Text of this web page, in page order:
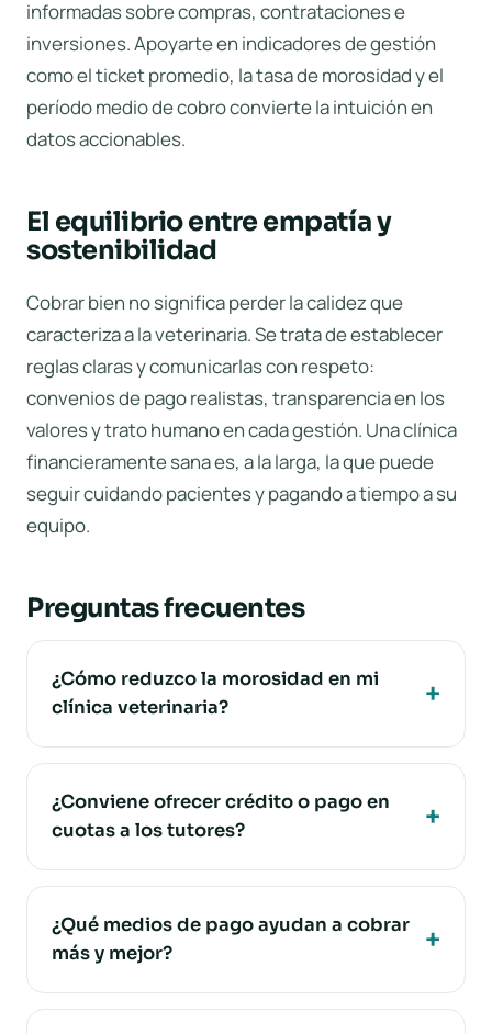
informadas sobre compras, contrataciones e
inversiones. Apoyarte en indicadores de gestión
como el ticket promedio, la tasa de morosidad y el
período medio de cobro convierte la intuición en
datos accionables.
El equilibrio entre empatía y
sostenibilidad
Cobrar bien no significa perder la calidez que
caracteriza a la veterinaria. Se trata de establecer
reglas claras y comunicarlas con respeto:
convenios de pago realistas, transparencia en los
valores y trato humano en cada gestión. Una clínica
financieramente sana es, a la larga, la que puede
seguir cuidando pacientes y pagando a tiempo a su
equipo.
Preguntas frecuentes
¿Cómo reduzco la morosidad en mi
clínica veterinaria?
¿Conviene ofrecer crédito o pago en
cuotas a los tutores?
¿Qué medios de pago ayudan a cobrar
más y mejor?